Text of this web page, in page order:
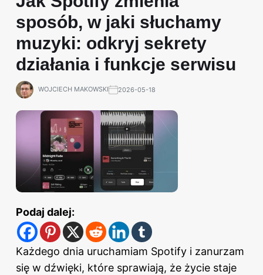
sposób, w jaki słuchamy
muzyki: odkryj sekrety
działania i funkcje serwisu
WOJCIECH MAKOWSKI 2026-05-18
Podaj dalej:
Każdego dnia uruchamiam Spotify i zanurzam
się w dźwięki, które sprawiają, że życie staje